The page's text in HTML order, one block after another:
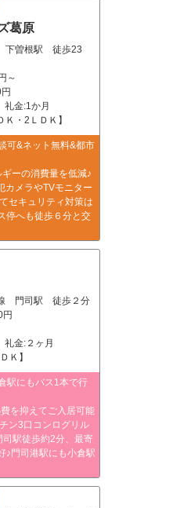
葛原
下曽根駅 徒歩23
～
礼金:1か月
Ｋ・2ＬＤＫ】
可&ネット無料&都市
ーの消費量を低減♪
メラやTVモニター
セキュリティ対策は
停へも徒歩６分と交
門司駅 徒歩２分
円
礼金:２ヶ月
Ｋ】
駅にもバス1本で行
を抑えてご入居可能
ン3口コンログリル
駅徒歩約2分、最寄
♪門司港駅にも小倉駅